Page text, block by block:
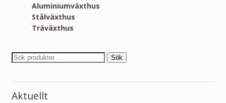
Aluminiumväxthus
Stålväxthus
Träväxthus
Sök
Aktuellt